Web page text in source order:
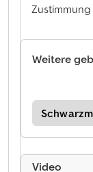
Weitere
Video